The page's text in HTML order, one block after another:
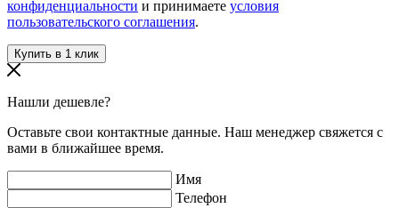
конфиденциальности и принимаете условия
пользовательского соглашения.
Нашли дешевле?
Оставьте свои контактные данные. Наш менеджер свяжется с
вами в ближайшее время.
Имя
Телефон